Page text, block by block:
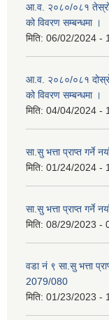
आ.व. २०८०/०८१ तेस्रो
को विवरण सम्बन्धमा ।
मिति: 06/02/2024 -
आ.व. २०८०/०८१ दोस्रो
को विवरण सम्बन्धमा ।
मिति: 04/04/2024 -
सा.सु भत्ता प्राप्त गर्ने
मिति: 01/24/2024 -
सा.सु भत्ता प्राप्त गर्ने
मिति: 08/29/2023 -
वडा नं ९ सा.सु भत्ता
2079/080
मिति: 01/23/2023 -